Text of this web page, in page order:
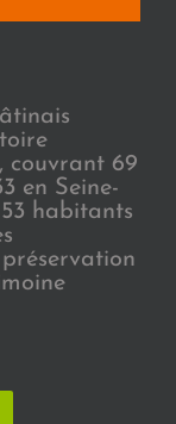
couvrant 69
en Seine-
habitants